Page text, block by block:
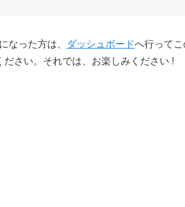
なった方は、 ダッシュボードへ行って
さい。それでは、お楽しみください !